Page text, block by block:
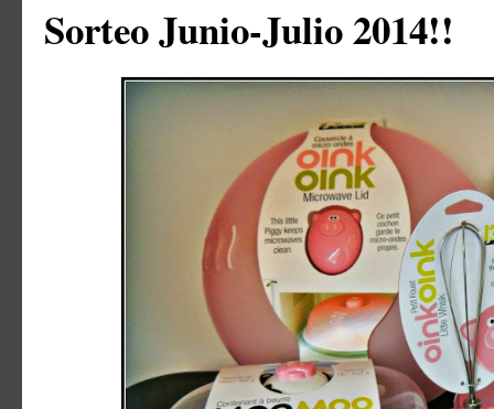
Sorteo Junio-Julio 2014!!